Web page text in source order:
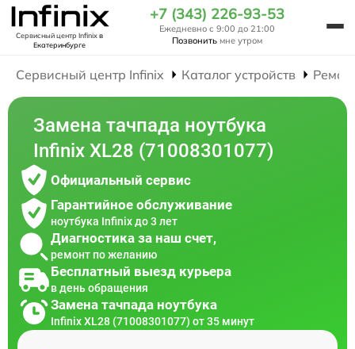
Сервисный центр Infinixв
Екатеринбурге
+7 (343) 226-93-53
Ежедневно с 9:00 до 21:00
Позвонить мне утром
Сервисный центр Infinix Каталог устройств
Замена тачпада ноутбука
Infinix XL28 (71008301077)
Официальный сервис
Гарантийное обслуживание
ноутбука Infinix до 3 лет
Диагностика за наш счет,
ремонт по желанию
Бесплатный выезд курьера
в день обращения
Замена тачпада ноутбука
Infinix XL28 (71008301077) от 35 минут